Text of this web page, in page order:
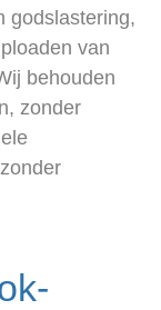
godslastering,
van
behouden
zonder